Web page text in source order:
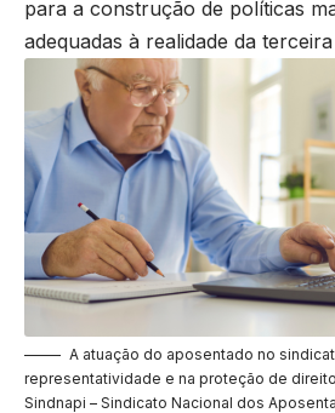
para a construção de políticas
adequadas à realidade da terceira
A atuação do aposentado no
representatividade e na proteção de
Sindnapi – Sindicato Nacional dos